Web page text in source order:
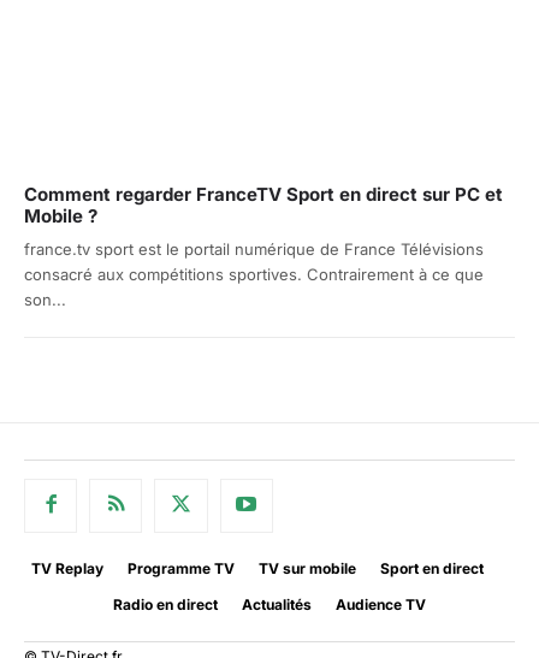
Comment regarder FranceTV Sport en direct sur PC et
Mobile ?
france.tv sport est le portail numérique de France Télévisions
consacré aux compétitions sportives. Contrairement à ce que
son...
TV Replay Programme TV TV sur mobile
Sport en direct
Radio en direct
Actualités Audience TV